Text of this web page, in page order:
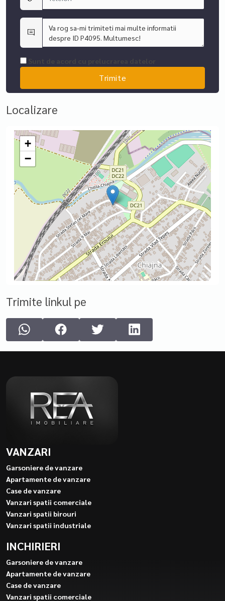
Localizare
+
−
Trimite linkul pe
VANZARI
Garsoniere de vanzare
Apartamente de vanzare
Case de vanzare
Vanzari spatii comerciale
Vanzari spatii birouri
Vanzari spatii industriale
INCHIRIERI
Garsoniere de vanzare
Apartamente de vanzare
Case de vanzare
Vanzari spatii comerciale